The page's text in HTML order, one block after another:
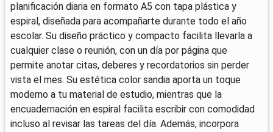
planificación diaria en formato A5 con tapa plástica y
espiral, diseñada para acompañarte durante todo el año
escolar. Su diseño práctico y compacto facilita llevarla a
cualquier clase o reunión, con un día por página que
permite anotar citas, deberes y recordatorios sin perder
vista el mes. Su estética color sandia aporta un toque
moderno a tu material de estudio, mientras que la
encuadernación en espiral facilita escribir con comodidad
incluso al revisar las tareas del día. Además, incorpora